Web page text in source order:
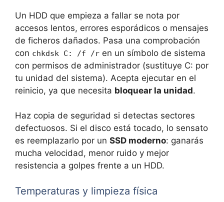
Un HDD que empieza a fallar se nota por
accesos lentos, errores esporádicos o mensajes
de ficheros dañados. Pasa una comprobación
con chkdsk C: /f /r en un símbolo de sistema
con permisos de administrador (sustituye C: por
tu unidad del sistema). Acepta ejecutar en el
reinicio, ya que necesita bloquear la unidad.
Haz copia de seguridad si detectas sectores
defectuosos. Si el disco está tocado, lo sensato
es reemplazarlo por un SSD moderno: ganarás
mucha velocidad, menor ruido y mejor
resistencia a golpes frente a un HDD.
Temperaturas y limpieza física